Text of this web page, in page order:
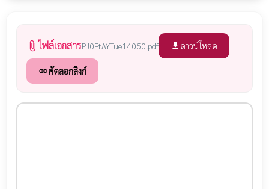
attach_file ไฟล์เอกสารPJ0FtAYTue14050.pdf file_download ดาวน์โหลด
linkคัดลอกลิงก์